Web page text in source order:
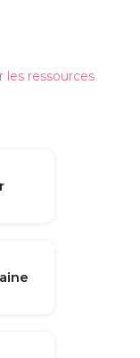
les ressources